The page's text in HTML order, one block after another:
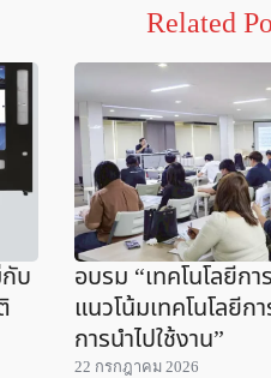
Related
บ
อบรม “เทคโนโลยีก
แนวโน้มเทคโนโลยีก
การนำไปใช้งาน”
22 กรกฎาคม 2026